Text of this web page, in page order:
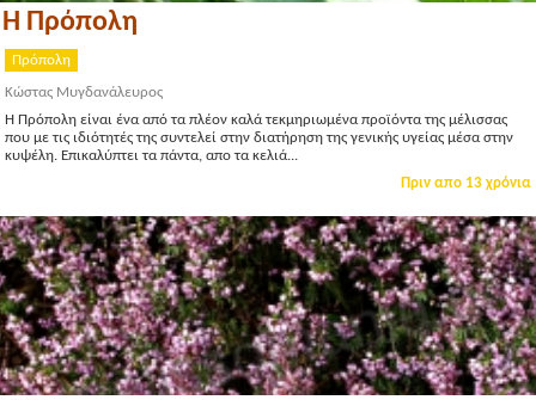
Η Πρόπολη
Πρόπολη
Κώστας Μυγδανάλευρος
Η Πρόπολη είναι ένα από τα πλέον καλά τεκμηριωμένα προϊόντα της μέλισσας
που με τις ιδιότητές της συντελεί στην διατήρηση της γενικής υγείας μέσα στην
κυψέλη. Επικαλύπτει τα πάντα, απο τα κελιά...
Πριν απο 13 χρόνια